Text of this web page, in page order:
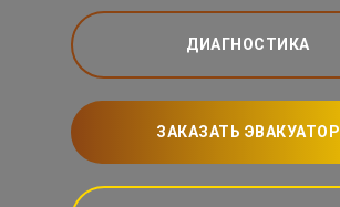
ДИАГНОСТИКА
ЗАКАЗАТЬ ЭВАКУАТОР